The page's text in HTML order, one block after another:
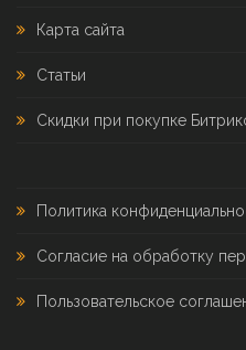
Карта сайта
Статьи
Скидки при покупке
Политика
Согласие на обработку
Пользовательское